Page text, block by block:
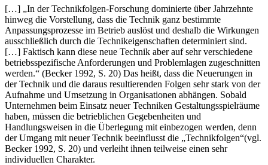
[…] „In der Technikfolgen-Forschung dominierte über Jahrzehnte
hinweg die Vorstellung, dass die Technik ganz bestimmte
Anpassungsprozesse im Betrieb auslöst und deshalb die Wirkungen
ausschließlich durch die Technikeigenschaften determiniert sind.
[…] Faktisch kann diese neue Technik aber auf sehr verschiedene
betriebsspezifische Anforderungen und Problemlagen zugeschnitten
werden.“ (Becker 1992, S. 20) Das heißt, dass die Neuerungen in
der Technik und die daraus resultierenden Folgen sehr stark von der
Aufnahme und Umsetzung in Organisationen abhängen. Sobald
Unternehmen beim Einsatz neuer Techniken Gestaltungsspielräume
haben, müssen die betrieblichen Gegebenheiten und
Handlungsweisen in die Überlegung mit einbezogen werden, denn
der Umgang mit neuer Technik beeinflusst die „Technikfolgen“(vgl.
Becker 1992, S. 20) und verleiht ihnen teilweise einen sehr